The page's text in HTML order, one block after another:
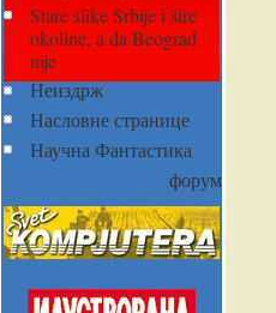
Stare slike Srbije i šire
okoline, a da Beograd
nije
Неиздрж
Насловне странице
Научна Фантастика
форум